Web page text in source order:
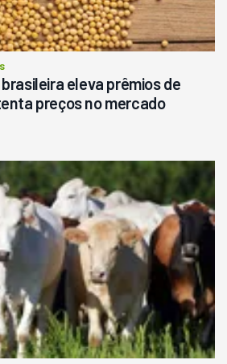
eleva prêmios de
preços no mercado